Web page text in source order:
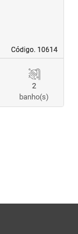
Código. 10614
Código. 10614
2
banho(s)